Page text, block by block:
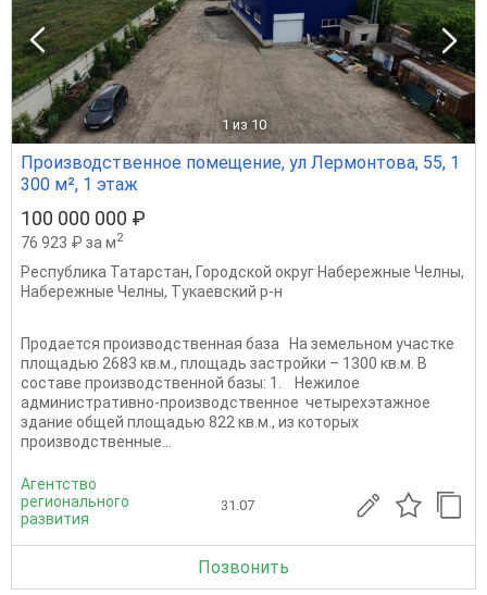
1 из 10
Производственное помещение, ул Лермонтова, 55, 1
300 м², 1 этаж
100 000 000 ₽
76 923 ₽ за м2
Республика Татарстан, Городской округ Набережные Челны,
Набережные Челны, Тукаевский р-н
Продается производственная база На земельном участке
площадью 2683 кв.м., площадь застройки – 1300 кв.м. В
составе производственной базы: 1. Нежилое
административно-производственное четырехэтажное
здание общей площадью 822 кв.м., из которых
производственные...
Агентство
регионального
развития
31.07
Позвонить